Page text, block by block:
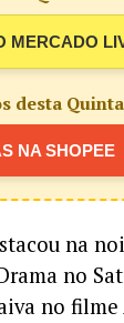
MERCADO
desta
NA SHOPEE
na
no
no filme